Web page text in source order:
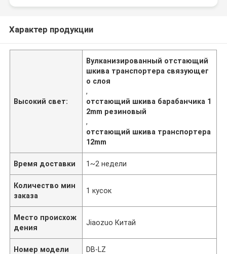
Характер продукции
Высокий свет:
Вулканизированный отстающий
шкива транспортера связующег
о слоя
,
отстающий шкива барабанчика 1
2mm резиновый
,
отстающий шкива транспортера
12mm
Время доставки 1~2 недели
Количество мин
заказа
1 кусок
Место происхож
дения
Jiaozuo Китай
Номер модели DB-LZ